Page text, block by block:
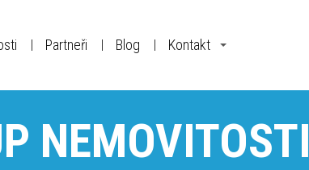
Partneři Blog Kontakt
NEMOVITOSTI